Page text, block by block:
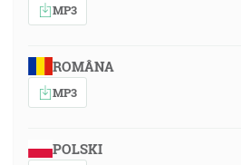
MP3
ROMÂNA
MP3
POLSKI